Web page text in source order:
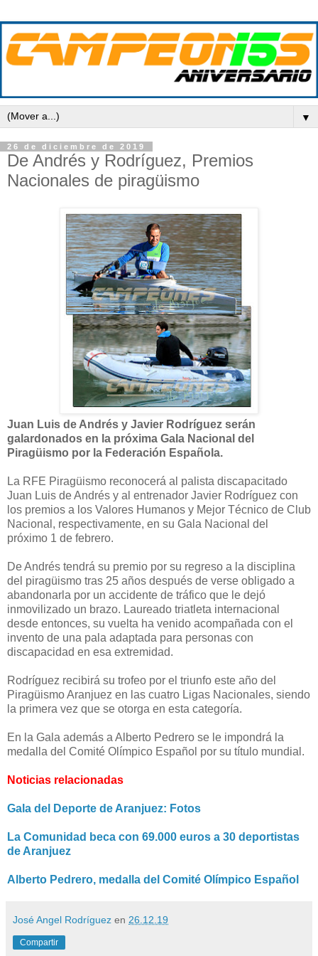
▼
26 de diciembre de 2019
De Andrés y Rodríguez, Premios
Nacionales de piragüismo
Juan Luis de Andrés y Javier Rodríguez serán
galardonados en la próxima Gala Nacional del
Piragüismo por la Federación Española.
La RFE Piragüismo reconocerá al palista discapacitado
Juan Luis de Andrés y al entrenador Javier Rodríguez con
los premios a los Valores Humanos y Mejor Técnico de Club
Nacional, respectivamente, en su Gala Nacional del
próximo 1 de febrero.
De Andrés tendrá su premio por su regreso a la disciplina
del piragüismo tras 25 años después de verse obligado a
abandonarla por un accidente de tráfico que le dejó
inmovilizado un brazo. Laureado triatleta internacional
desde entonces, su vuelta ha venido acompañada con el
invento de una pala adaptada para personas con
discapacidad en esa extremidad.
Rodríguez recibirá su trofeo por el triunfo este año del
Piragüismo Aranjuez en las cuatro Ligas Nacionales, siendo
la primera vez que se otorga en esta categoría.
En la Gala además a Alberto Pedrero se le impondrá la
medalla del Comité Olímpico Español por su título mundial.
Noticias relacionadas
Gala del Deporte de Aranjuez: Fotos
La Comunidad beca con 69.000 euros a 30 deportistas
de Aranjuez
Alberto Pedrero, medalla del Comité Olímpico Español
José Angel Rodríguez en 26.12.19
Compartir